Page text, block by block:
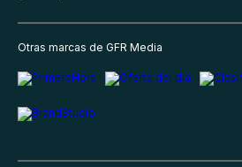
Otras marcas de GFR Media